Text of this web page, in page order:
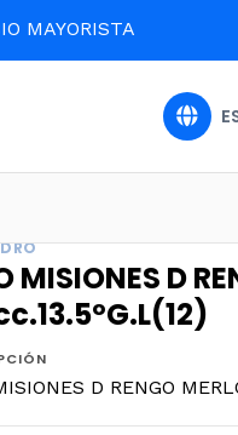
MAYORISTA
MISIONES D
D RENGO